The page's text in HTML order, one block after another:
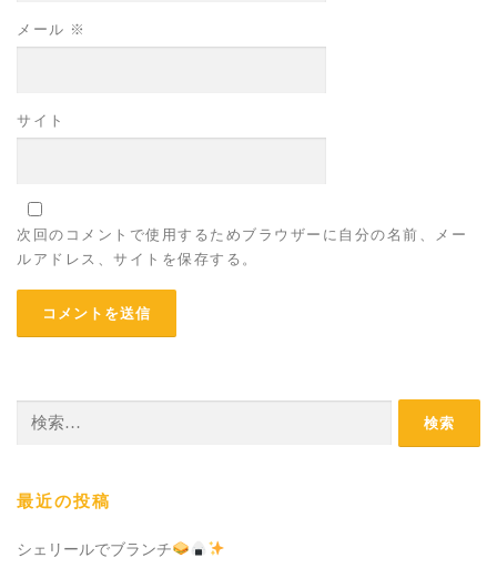
メール ※
サイト
次回のコメントで使用するためブラウザーに自分の名前、メー
ルアドレス、サイトを保存する。
最近の投稿
シェリールでブランチ